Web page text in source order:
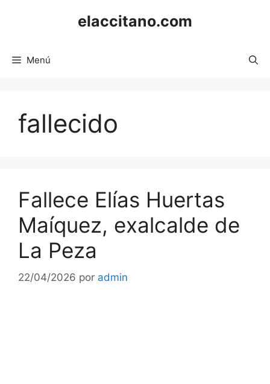
elaccitano.com
Menú
fallecido
Fallece Elías Huertas
Maíquez, exalcalde de
La Peza
22/04/2026 por admin